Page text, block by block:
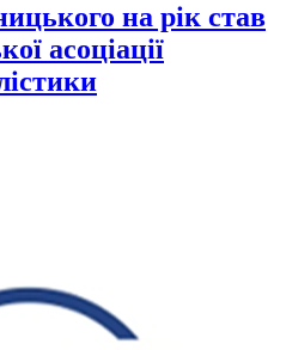
на рік став
асоціації